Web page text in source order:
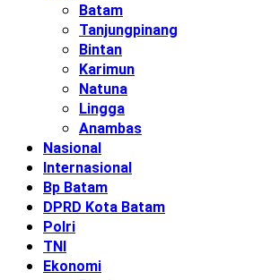
Batam
Tanjungpinang
Bintan
Karimun
Natuna
Lingga
Anambas
Nasional
Internasional
Bp Batam
DPRD Kota Batam
Polri
TNI
Ekonomi